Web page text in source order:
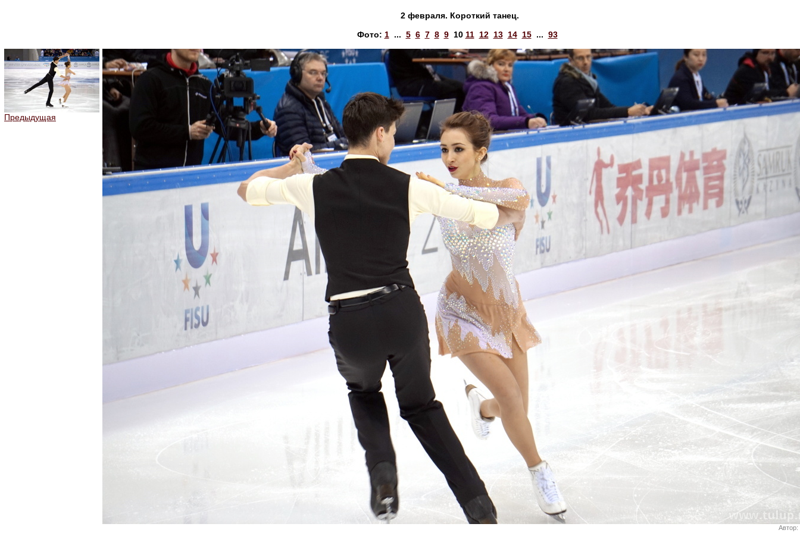
2 февраля. Короткий танец.
Фото: 1... 5 6 7 8 9 10 11 12 13 14 15... 93
Предыдущая
Автор: